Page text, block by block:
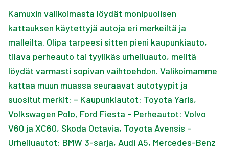
Kamuxin valikoimasta löydät monipuolisen
kattauksen käytettyjä autoja eri merkeiltä ja
malleilta. Olipa tarpeesi sitten pieni kaupunkiauto,
tilava perheauto tai tyylikäs urheiluauto, meiltä
löydät varmasti sopivan vaihtoehdon. Valikoimamme
kattaa muun muassa seuraavat autotyypit ja
suositut merkit: – Kaupunkiautot: Toyota Yaris,
Volkswagen Polo, Ford Fiesta – Perheautot: Volvo
V60 ja XC60, Skoda Octavia, Toyota Avensis –
Urheiluautot: BMW 3-sarja, Audi A5, Mercedes-Benz